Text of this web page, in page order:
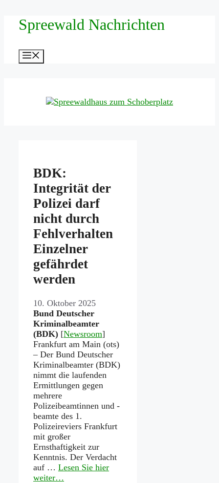
Zum
InhaltSpreewald Nachrichten
BDK:
Integrität der
Polizei darf
nicht durch
Fehlverhalten
Einzelner
gefährdet
werden
10. Oktober 2025
Bund Deutscher
Kriminalbeamter
(BDK) [Newsroom]
Frankfurt am Main (ots)
– Der Bund Deutscher
Kriminalbeamter (BDK)
nimmt die laufenden
Ermittlungen gegen
mehrere
Polizeibeamtinnen und -
beamte des 1.
Polizeireviers Frankfurt
mit großer
Ernsthaftigkeit zur
Kenntnis. Der Verdacht
auf … Lesen Sie hier
weiter…